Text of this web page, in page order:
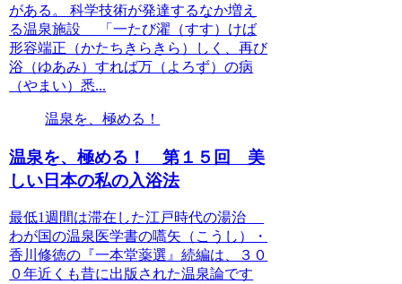
がある。 科学技術が発達するなか増え
る温泉施設 「一たび濯（すす）けば
形容端正（かたちきらきら）しく、再び
浴（ゆあみ）すれば万（よろず）の病
（やまい）悉...
温泉を、極める！
温泉を、極める！ 第１５回 美
しい日本の私の入浴法
最低1週間は滞在した江戸時代の湯治
わが国の温泉医学書の嚆矢（こうし）・
香川修徳の『一本堂薬選』続編は、３０
０年近くも昔に出版された温泉論です